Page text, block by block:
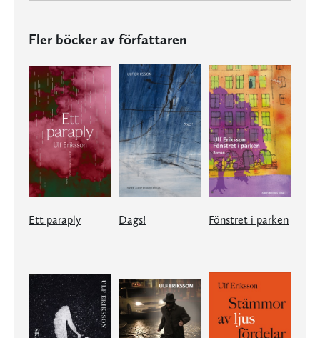
Fler böcker av författaren
Ett paraply Dags! Fönstret i parken